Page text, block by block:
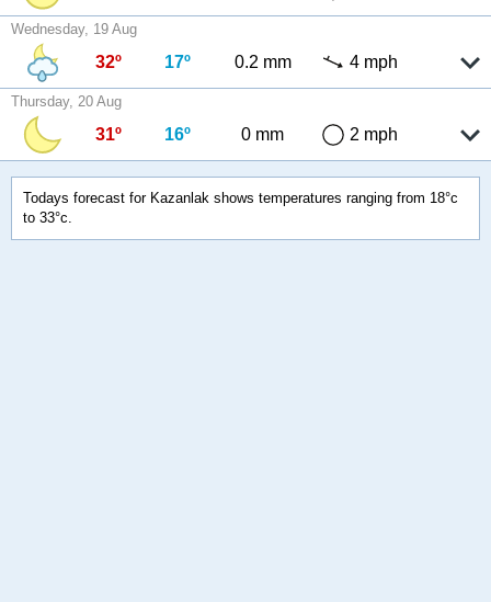
Wednesday, 19 Aug
32º 17º 0.2 mm 4 mph
Thursday, 20 Aug
31º 16º 0 mm 2 mph
Todays forecast for Kazanlak shows temperatures ranging from 18°c
to 33°c.